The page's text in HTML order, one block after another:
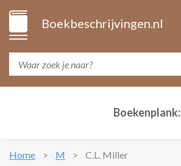
Boekbeschrijvingen.nl
Boekenplank:
Home M C.L. Miller